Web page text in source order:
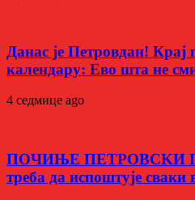
Данас је Петровдан! Крај
календару: Ево шта не
4 седмице ago
ПОЧИЊЕ ПЕТРОВСKИ
треба да испоштује сваки